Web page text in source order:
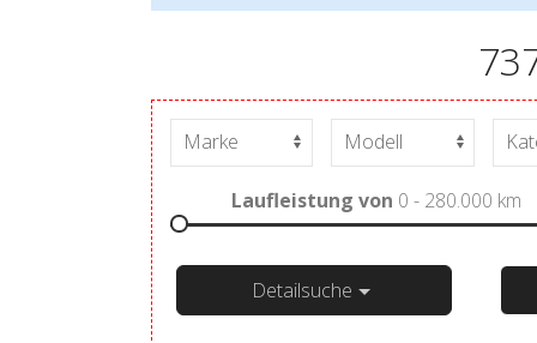
Laufleistung von 0 - 280.000 km
Detailsuche